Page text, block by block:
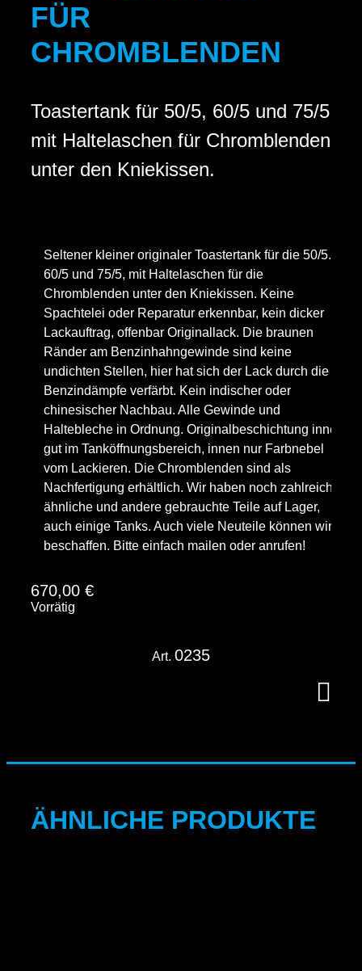
FÜR
CHROMBLENDEN
Toastertank für 50/5, 60/5 und 75/5
mit Haltelaschen für Chromblenden
unter den Kniekissen.
Seltener kleiner originaler Toastertank für die 50/5.
60/5 und 75/5, mit Haltelaschen für die
Chromblenden unter den Kniekissen. Keine
Spachtelei oder Reparatur erkennbar, kein dicker
Lackauftrag, offenbar Originallack. Die braunen
Ränder am Benzinhahngewinde sind keine
undichten Stellen, hier hat sich der Lack durch die
Benzindämpfe verfärbt. Kein indischer oder
chinesischer Nachbau. Alle Gewinde und
Haltebleche in Ordnung. Originalbeschichtung innen
gut im Tanköffnungsbereich, innen nur Farbnebel
vom Lackieren. Die Chromblenden sind als
Nachfertigung erhältlich. Wir haben noch zahlreiche
ähnliche und andere gebrauchte Teile auf Lager,
auch einige Tanks. Auch viele Neuteile können wir
beschaffen. Bitte einfach mailen oder anrufen!
670,00 €
Vorrätig
Art. 0235
ÄHNLICHE PRODUKTE